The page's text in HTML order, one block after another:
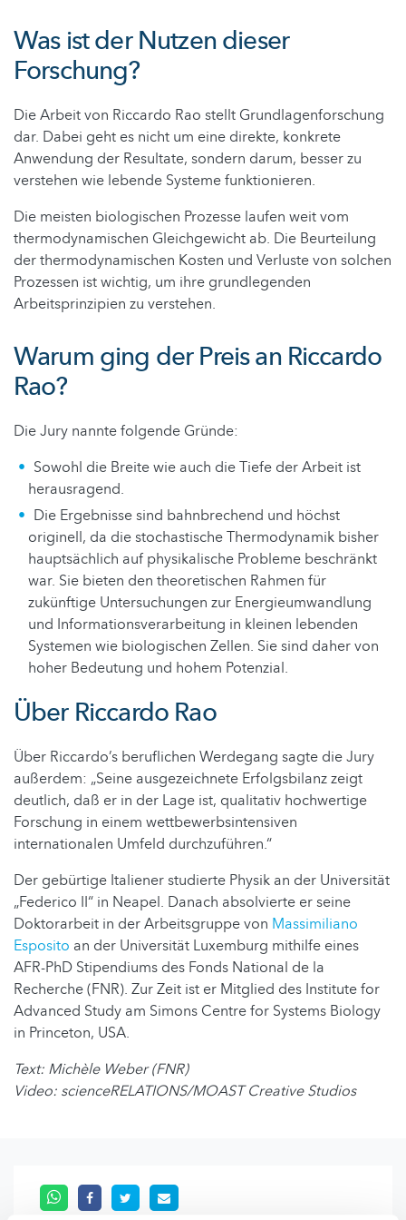
Was ist der Nutzen dieser
Forschung?
Die Arbeit von Riccardo Rao stellt Grundlagenforschung
dar. Dabei geht es nicht um eine direkte, konkrete
Anwendung der Resultate, sondern darum, besser zu
verstehen wie lebende Systeme funktionieren.
Die meisten biologischen Prozesse laufen weit vom
thermodynamischen Gleichgewicht ab. Die Beurteilung
der thermodynamischen Kosten und Verluste von solchen
Prozessen ist wichtig, um ihre grundlegenden
Arbeitsprinzipien zu verstehen.
Warum ging der Preis an Riccardo
Rao?
Die Jury nannte folgende Gründe:
Sowohl die Breite wie auch die Tiefe der Arbeit ist
herausragend.
Die Ergebnisse sind bahnbrechend und höchst
originell, da die stochastische Thermodynamik bisher
hauptsächlich auf physikalische Probleme beschränkt
war. Sie bieten den theoretischen Rahmen für
zukünftige Untersuchungen zur Energieumwandlung
und Informationsverarbeitung in kleinen lebenden
Systemen wie biologischen Zellen. Sie sind daher von
hoher Bedeutung und hohem Potenzial.
Über Riccardo Rao
Über Riccardo’s beruflichen Werdegang sagte die Jury
außerdem: „Seine ausgezeichnete Erfolgsbilanz zeigt
deutlich, daß er in der Lage ist, qualitativ hochwertige
Forschung in einem wettbewerbsintensiven
internationalen Umfeld durchzuführen.“
Der gebürtige Italiener studierte Physik an der Universität
„Federico II“ in Neapel. Danach absolvierte er seine
Doktorarbeit in der Arbeitsgruppe von Massimiliano
Esposito an der Universität Luxemburg mithilfe eines
AFR-PhD Stipendiums des Fonds National de la
Recherche (FNR). Zur Zeit ist er Mitglied des Institute for
Advanced Study am Simons Centre for Systems Biology
in Princeton, USA.
Text: Michèle Weber (FNR)
Video: scienceRELATIONS/MOAST Creative Studios